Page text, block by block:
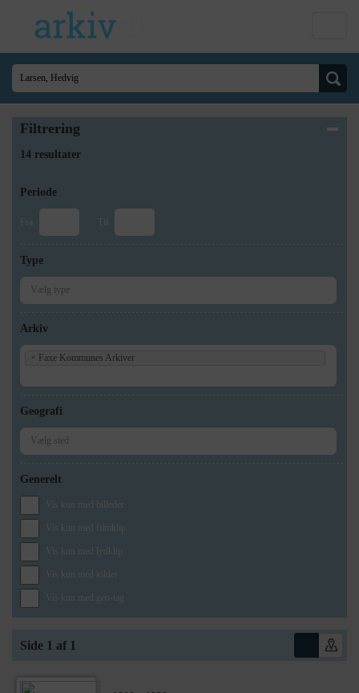
Filtrering
14 resultater
Periode
Fra Til
Type
Arkiv
× Faxe Kommunes Arkiver
Geografi
Generelt
Vis kun med billeder
Vis kun med filmklip
Vis kun med lydklip
Vis kun med kilder
Vis kun med geo-tag
Side 1 af 1